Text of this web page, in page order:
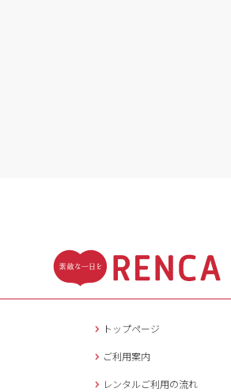
トップページ
ご利用案内
レンタルご利用の流れ